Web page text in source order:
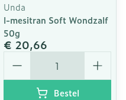
Unda
l-mesitran Soft Wondzalf
50g
€ 20,66
Aantal
Bestel